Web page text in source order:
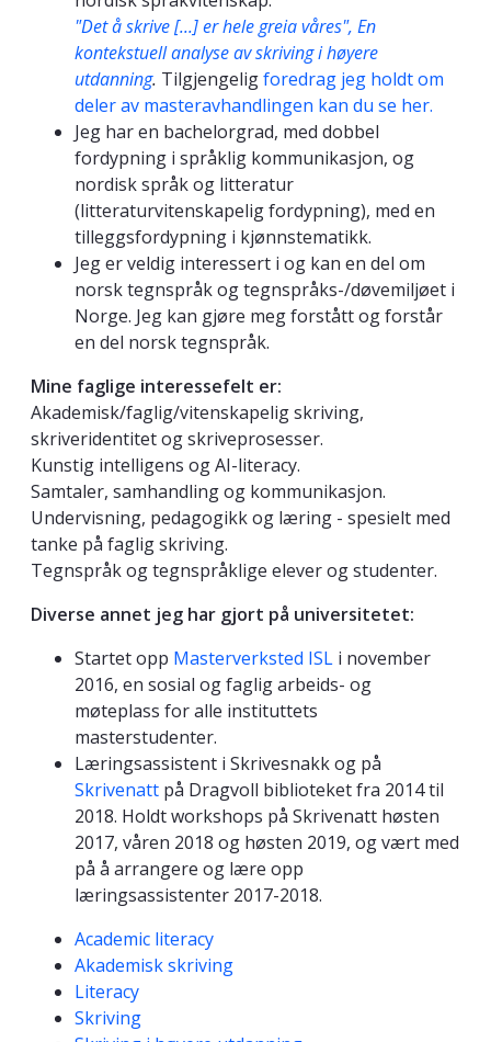
"Det å skrive [...] er hele greia våres", En
kontekstuell analyse av skriving i høyere
utdanning. Tilgjengeligforedrag jeg holdt om
deler av masteravhandlingen kan du se her.
Jeg har en bachelorgrad, med dobbel
fordypning i språklig kommunikasjon, og
nordisk språk og litteratur
(litteraturvitenskapelig fordypning), med en
tilleggsfordypning i kjønnstematikk.
Jeg er veldig interessert i og kan en del om
norsk tegnspråk og tegnspråks-/døvemiljøet i
Norge. Jeg kan gjøre meg forstått og forstår
en del norsk tegnspråk.
Mine faglige interessefelt er:
Akademisk/faglig/vitenskapelig skriving,
skriveridentitet og skriveprosesser.
Kunstig intelligens og AI-literacy.
Samtaler, samhandling og kommunikasjon.
Undervisning, pedagogikk og læring - spesielt med
tanke på faglig skriving.
Tegnspråk og tegnspråklige elever og studenter.
Diverse annet jeg har gjort på universitetet:
Startet opp Masterverksted ISL i november
2016, en sosial og faglig arbeids- og
møteplass for alle instituttets
masterstudenter.
Læringsassistent i Skrivesnakk og på
Skrivenatt på Dragvoll biblioteket fra 2014 til
2018. Holdt workshops på Skrivenatt høsten
2017, våren 2018 og høsten 2019, og vært med
på å arrangere og lære opp
læringsassistenter 2017-2018.
Kompetanseord
Academic literacy
Akademisk skriving
Literacy
Skriving